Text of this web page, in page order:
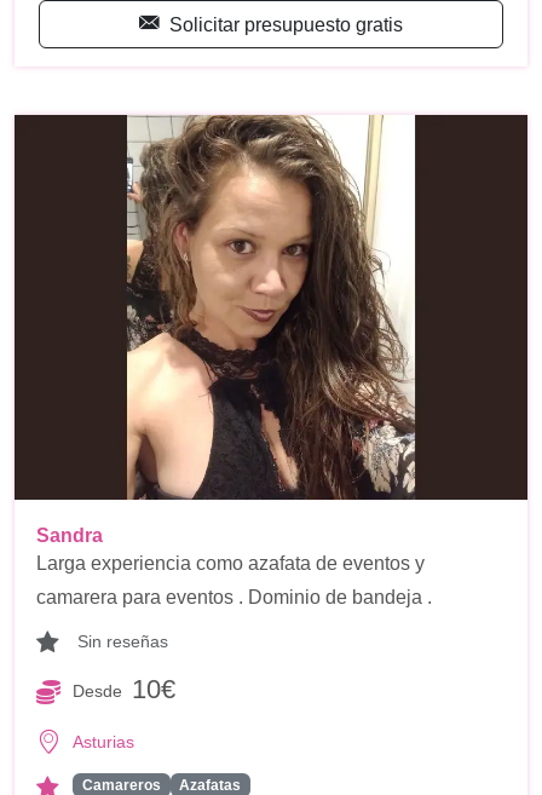
Solicitar presupuesto gratis
Sandra
Larga experiencia como azafata de eventos y
camarera para eventos . Dominio de bandeja .
Sin reseñas
Desde 10€
Asturias
Camareros Azafatas